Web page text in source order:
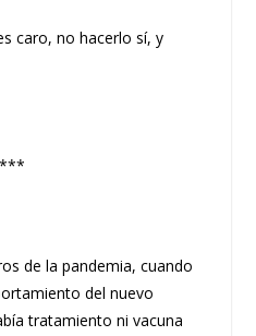
caro, no hacerlo sí, y
***
de la pandemia, cuando
del nuevo
tratamiento ni vacuna